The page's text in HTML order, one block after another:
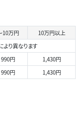
10万円
10万円以上
り異なります
990円
1,430円
990円 1,430円